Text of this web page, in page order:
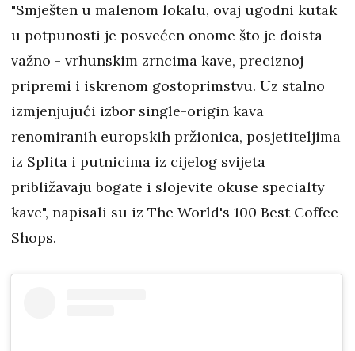
"Smješten u malenom lokalu, ovaj ugodni kutak
u potpunosti je posvećen onome što je doista
važno - vrhunskim zrncima kave, preciznoj
pripremi i iskrenom gostoprimstvu. Uz stalno
izmjenjujući izbor single-origin kava
renomiranih europskih pržionica, posjetiteljima
iz Splita i putnicima iz cijelog svijeta
približavaju bogate i slojevite okuse specialty
kave", napisali su iz The World's 100 Best Coffee
Shops.